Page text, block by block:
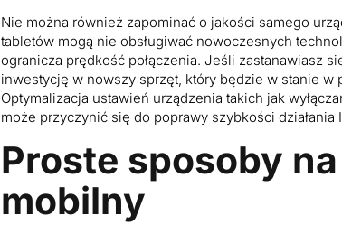
Nie można również zapominać o jakości samego
tabletów mogą nie obsługiwać nowoczesnych
ogranicza prędkość połączenia. Jeśli zastanawiasz
inwestycję w nowszy sprzęt, który będzie w stanie
Optymalizacja ustawień urządzenia takich jak
może przyczynić się do poprawy szybkości działania
Proste sposoby
mobilny